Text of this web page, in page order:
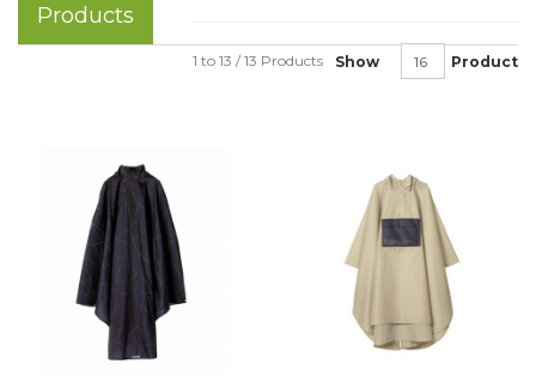
Products
Show Product
1 to 13 / 13 Products